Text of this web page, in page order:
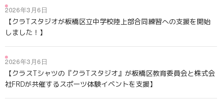
【クラTスタジオが板橋区立中学校陸上部合同練習への支援を開始
しました！】
2026年3月6日
【クラスTシャツの『クラTスタジオ』が板橋区教育委員会と株式会
社FRDが共催するスポーツ体験イベントを支援】
2026年3月6日